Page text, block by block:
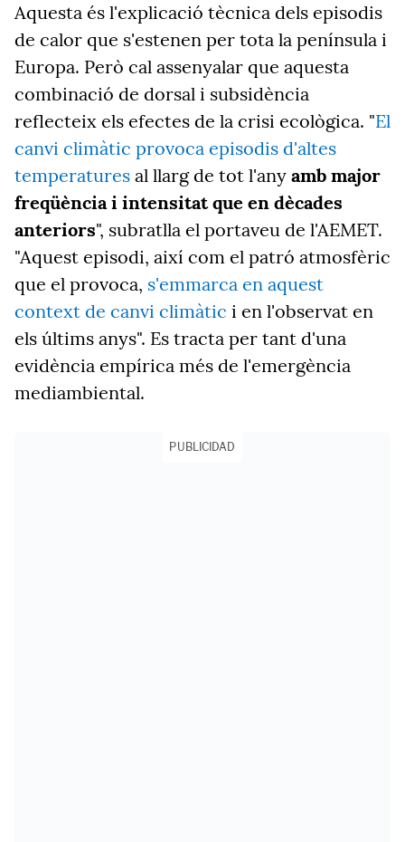
Aquesta és l'explicació tècnica dels episodis
de calor que s'estenen per tota la península i
Europa. Però cal assenyalar que aquesta
combinació de dorsal i subsidència
reflecteix els efectes de la crisi ecològica. "El
canvi climàtic provoca episodis d'altes
temperatures al llarg de tot l'any amb major
freqüència i intensitat que en dècades
anteriors", subratlla el portaveu de l'AEMET.
"Aquest episodi, així com el patró atmosfèric
que el provoca, s'emmarca en aquest
context de canvi climàtic i en l'observat en
els últims anys". Es tracta per tant d'una
evidència empírica més de l'emergència
mediambiental.
PUBLICIDAD